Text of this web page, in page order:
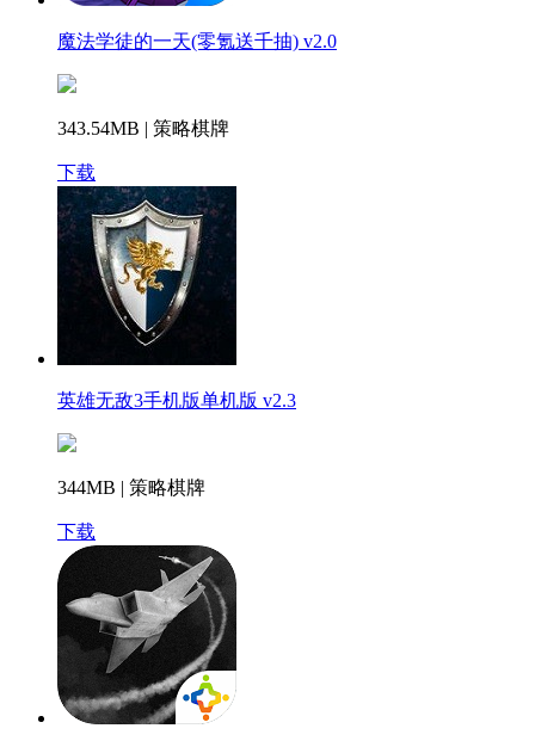
魔法学徒的一天(零氪送千抽) v2.0
343.54MB | 策略棋牌
下载
英雄无敌3手机版单机版 v2.3
344MB | 策略棋牌
下载